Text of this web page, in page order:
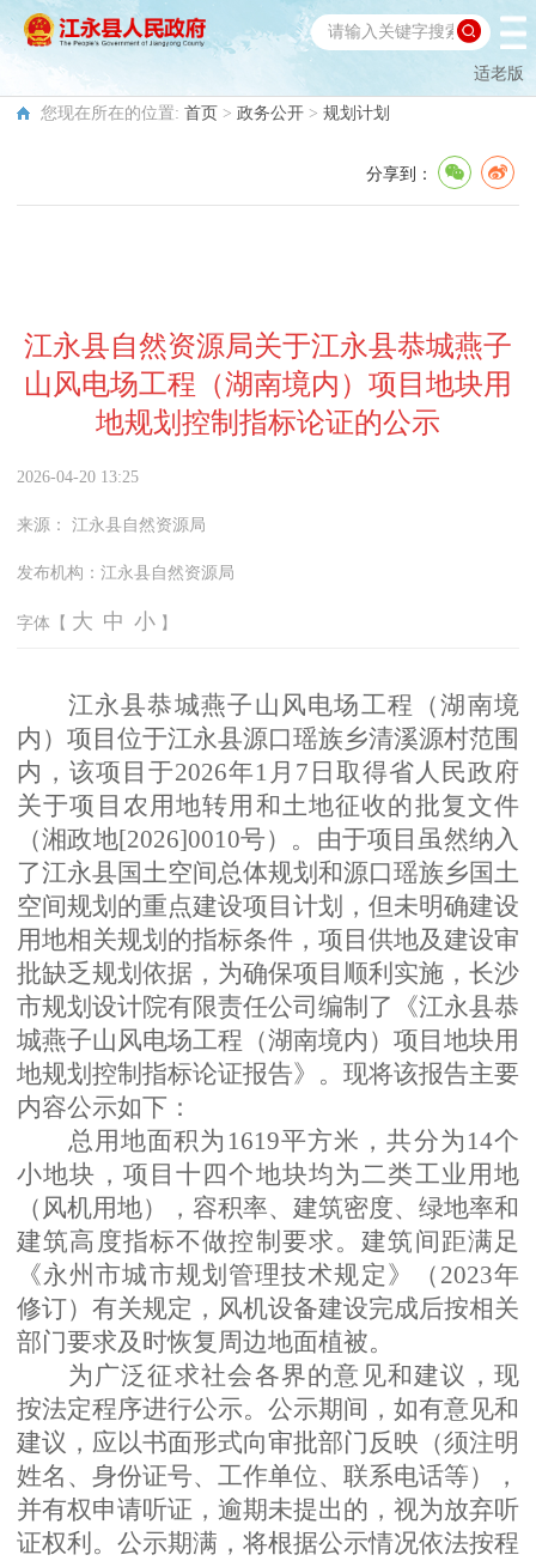
适老版
您现在所在的位置: 首页 > 政务公开 > 规划计划
分享到：
江永县自然资源局关于江永县恭城燕子
山风电场工程（湖南境内）项目地块用
地规划控制指标论证的公示
2026-04-20 13:25
来源： 江永县自然资源局
发布机构： 江永县自然资源局
字体【 大 中 小 】
江永县恭城燕子山风电场工程（湖南境
内）项目位于江永县源口瑶族乡清溪源村范围
内，该项目于2026年1 月 7 日取得省人民政府
关于项目农用地转用和土地征收的批复文件
（湘政地[2026]0010号）。由于项目虽然纳入
了江永县国土空间总体规划和源口瑶族乡国土
空间规划的重点建设项目计划，但未明确建设
用地相关规划的指标条件，项目供地及建设审
批缺乏规划依据，为确保项目顺利实施，长沙
市规划设计院有限责任公司编制了《江永县恭
城燕子山风电场工程（湖南境内）项目地块用
地规划控制指标论证报告》。现将该报告主要
内容公示如下：
总用地面积为 1619平方米，共分为 14个
小地块，项目十四个地块均为二类工业用地
（风机用地），容积率、建筑密度、绿地率和
建筑高度指标不做控制要求。建筑间距满足
《永州市城市规划管理技术规定》（ 2023年
修订）有关规定，风机设备建设完成后按相关
部门要求及时恢复周边地面植被。
为广泛征求社会各界的意见和建议，现
按法定程序进行公示。公示期间，如有意见和
建议，应以书面形式向审批部门反映（须注明
姓名、身份证号、工作单位、联系电话等），
并有权申请听证，逾期未提出的，视为放弃听
证权利。公示期满，将根据公示情况依法按程